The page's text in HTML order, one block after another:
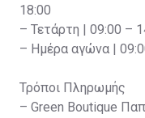
18:00
– Τετάρτη | 09:00 –
– Ημέρα αγώνα |
Τρόποι Πληρωμής
– Green Boutique